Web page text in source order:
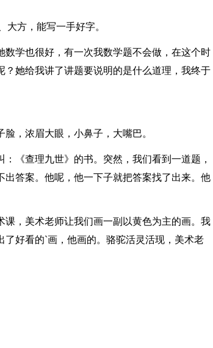
方，能写一手好字。
学也很好，有一次我数学题不会做，在这个时
她给我讲了讲题要说明的是什么道理，我终于
，浓眉大眼，小鼻子，大嘴巴。
《查理九世》的书。突然，我们看到一道题，
答案。他呢，他一下子就把答案找了出来。他
，美术老师让我们画一副以黄色为主的画。我
好看的`画，他画的。骆驼活灵活现，美术老